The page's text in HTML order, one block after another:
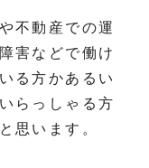
不動産での運
害などで働け
る方かあるい
らっしゃる方
思います。